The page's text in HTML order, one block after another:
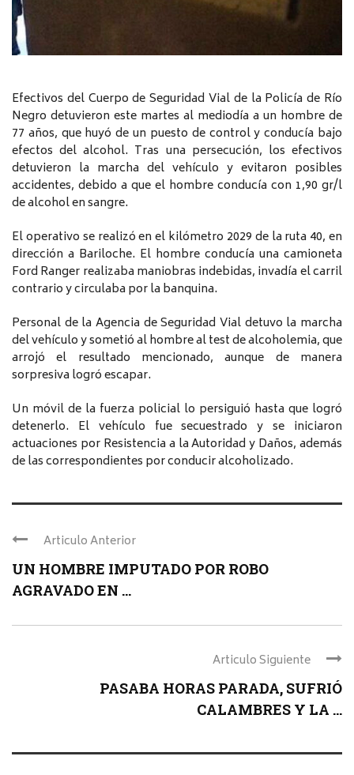
Efectivos del Cuerpo de Seguridad Vial de la Policía de Río
Negro detuvieron este martes al mediodía a un hombre de
77 años, que huyó de un puesto de control y conducía bajo
efectos del alcohol. Tras una persecución, los efectivos
detuvieron la marcha del vehículo y evitaron posibles
accidentes, debido a que el hombre conducía con 1,90 gr/l
de alcohol en sangre.
El operativo se realizó en el kilómetro 2029 de la ruta 40, en
dirección a Bariloche. El hombre conducía una camioneta
Ford Ranger realizaba maniobras indebidas, invadía el carril
contrario y circulaba por la banquina.
Personal de la Agencia de Seguridad Vial detuvo la marcha
del vehículo y sometió al hombre al test de alcoholemia, que
arrojó el resultado mencionado, aunque de manera
sorpresiva logró escapar.
Un móvil de la fuerza policial lo persiguió hasta que logró
detenerlo. El vehículo fue secuestrado y se iniciaron
actuaciones por Resistencia a la Autoridad y Daños, además
de las correspondientes por conducir alcoholizado.
Articulo Anterior
UN HOMBRE IMPUTADO POR ROBO
AGRAVADO EN ...
Articulo Siguiente
PASABA HORAS PARADA, SUFRIÓ
CALAMBRES Y LA ...